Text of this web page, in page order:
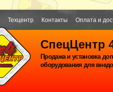
Техцентр Контакты Оплата и
СпецЦентр
Продажа и установка
оборудования для